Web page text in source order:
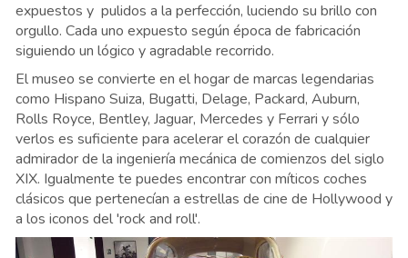
expuestos y pulidos a la perfección, luciendo su brillo con
orgullo. Cada uno expuesto según época de fabricación
siguiendo un lógico y agradable recorrido.
El museo se convierte en el hogar de marcas legendarias
como Hispano Suiza, Bugatti, Delage, Packard, Auburn,
Rolls Royce, Bentley, Jaguar, Mercedes y Ferrari y sólo
verlos es suficiente para acelerar el corazón de cualquier
admirador de la ingeniería mecánica de comienzos del siglo
XIX. Igualmente te puedes encontrar con míticos coches
clásicos que pertenecían a estrellas de cine de Hollywood y
a los iconos del 'rock and roll'.